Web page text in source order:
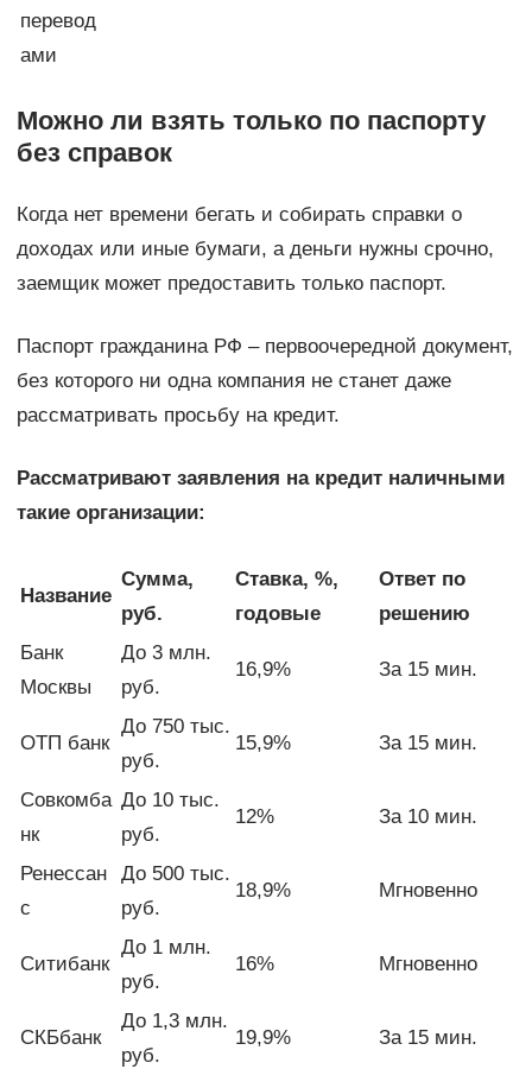
перевод
ами
Можно ли взять только по паспорту
без справок
Когда нет времени бегать и собирать справки о
доходах или иные бумаги, а деньги нужны срочно,
заемщик может предоставить только паспорт.
Паспорт гражданина РФ – первоочередной документ,
без которого ни одна компания не станет даже
рассматривать просьбу на кредит.
Рассматривают заявления на кредит наличными
такие организации:
Название
Сумма,
руб.
Ставка, %,
годовые
Ответ по
решению
Банк
Москвы
До 3 млн.
руб.
16,9% За 15 мин.
ОТП банк
До 750 тыс.
руб.
15,9% За 15 мин.
Совкомба
нк
До 10 тыс.
руб.
12% За 10 мин.
Ренессан
с
До 500 тыс.
руб.
18,9% Мгновенно
Ситибанк
До 1 млн.
руб.
16% Мгновенно
СКБбанк
До 1,3 млн.
руб.
19,9% За 15 мин.